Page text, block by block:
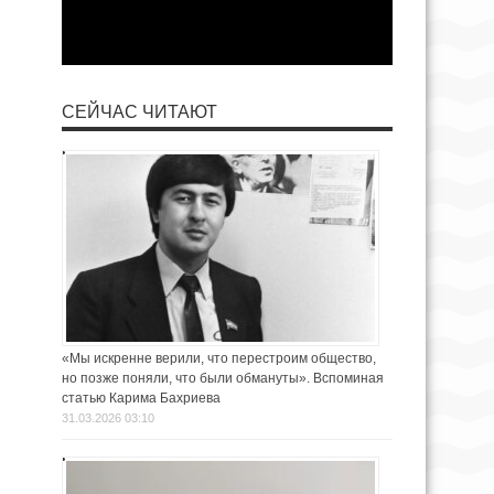
СЕЙЧАС ЧИТАЮТ
«Мы искренне верили, что перестроим общество,
но позже поняли, что были обмануты». Вспоминая
статью Карима Бахриева
31.03.2026 03:10